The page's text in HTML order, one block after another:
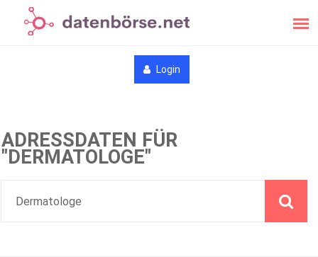
Login
ADRESSDATEN FÜR
"DERMATOLOGE"